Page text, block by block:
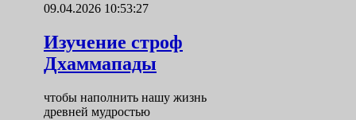
09.04.2026 10:53:27
Изучение строф
Дхаммапады
чтобы наполнить нашу жизнь
древней мудростью